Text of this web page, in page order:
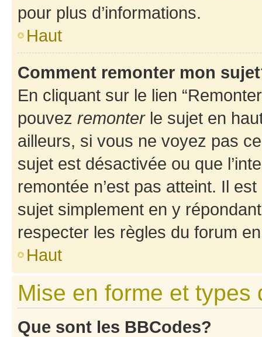
pour plus d’informations.
Haut
Comment remonter mon
En cliquant sur le lien
pouvez remonterle sujet en
ailleurs, si vous ne voyez pas
sujet est désactivée ou que
remontée n’est pas atteint. Il
sujet simplement en y
respecter les règles du forum
Haut
Mise en forme et types
Que sont les BBCodes?